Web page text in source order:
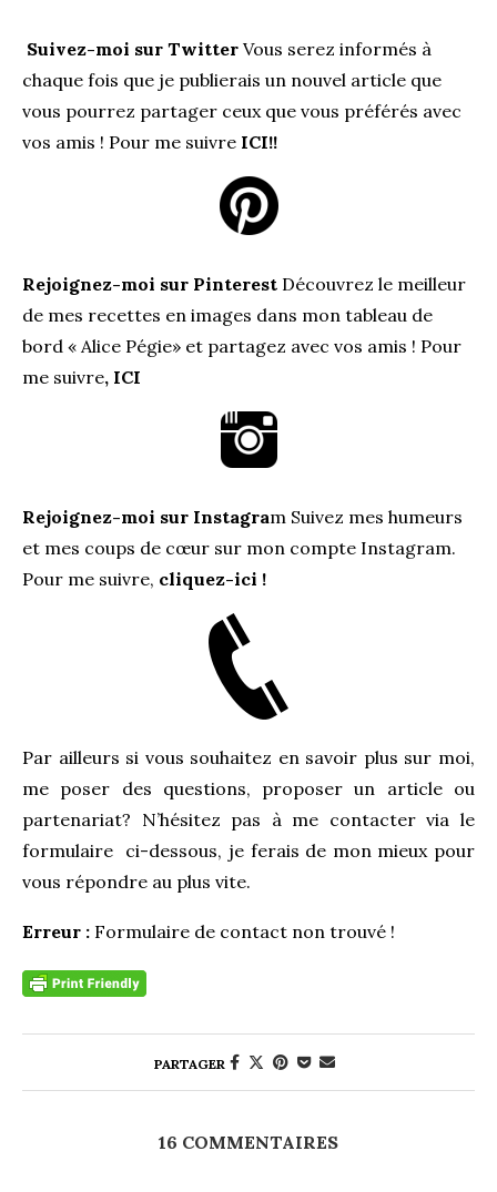
Suivez-moi sur Twitter Vous serez informés à
chaque fois que je publierais un nouvel article que
vous pourrez partager ceux que vous préférés avec
vos amis ! Pour me suivre ICI!!
Rejoignez-moi sur Pinterest Découvrez le meilleur
de mes recettes en images dans mon tableau de
bord « Alice Pégie» et partagez avec vos amis ! Pour
me suivre, ICI
Rejoignez-moi sur Instagram Suivez mes humeurs
et mes coups de cœur sur mon compte Instagram.
Pour me suivre, cliquez-ici !
Par ailleurs si vous souhaitez en savoir plus sur moi,
me poser des questions, proposer un article ou
partenariat? N’hésitez pas à me contacter via le
formulaire ci-dessous, je ferais de mon mieux pour
vous répondre au plus vite.
Erreur : Formulaire de contact non trouvé !
PARTAGER
16 COMMENTAIRES